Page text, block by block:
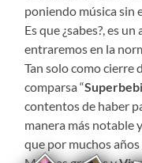
poniendo música sin
Es que ¿sabes?, es
entraremos en la
Tan solo como cierre
comparsa “
contentos de haber
manera más notable
que por muchos años